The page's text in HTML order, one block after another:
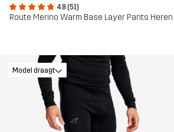
4.8 (51)
Route Merino Warm Base Layer Pants Heren
Model draagt